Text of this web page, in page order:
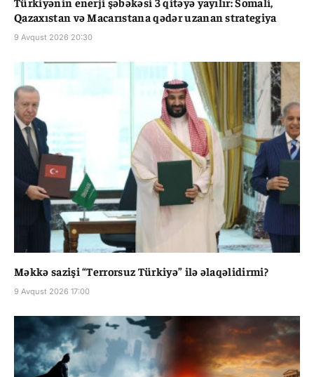
Qazaxıstan və Macarıstana qədər uzanan strategiya
9 Avqust 2026 20:30
Məkkə sazişi “Terrorsuz Türkiyə” ilə əlaqəlidirmi?
9 Avqust 2026 17:00